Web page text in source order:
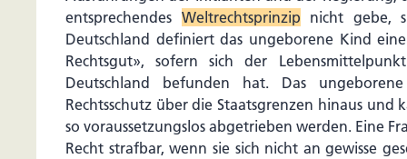
entsprechendes Weltrechtsprinzip nicht gebe,
Deutschland definiert das ungeborene Kind
Rechtsgut», sofern sich der
Deutschland befunden hat. Das
Rechtsschutz über die Staatsgrenzen hinaus und
so voraussetzungslos abgetrieben werden. Eine
Recht strafbar, wenn sie sich nicht an gewisse